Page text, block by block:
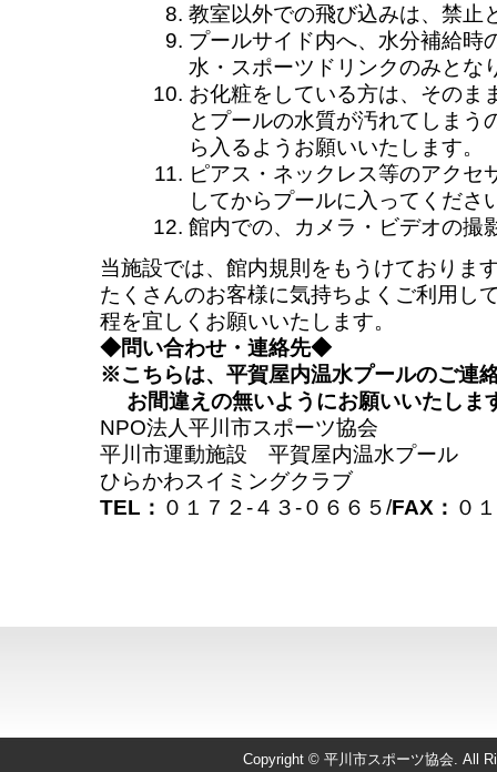
教室以外での飛び込みは、禁止
プールサイド内へ、水分補給時
水・スポーツドリンクのみとな
お化粧をしている方は、そのま
とプールの水質が汚れてしまう
ら入るようお願いいたします。
ピアス・ネックレス等のアクセ
してからプールに入ってくださ
館内での、カメラ・ビデオの撮
当施設では、館内規則をもうけておりま
たくさんのお客様に気持ちよくご利用し
程を宜しくお願いいたします。
◆問い合わせ・連絡先◆
※こちらは、平賀屋内温水プールのご連
お間違えの無いようにお願いいたしま
NPO法人平川市スポーツ協会
平川市運動施設 平賀屋内温水プール
ひらかわスイミングクラブ
TEL： ０１７２-４３-０６６５/FAX： ０
Copyright © 平川市スポーツ協会. All